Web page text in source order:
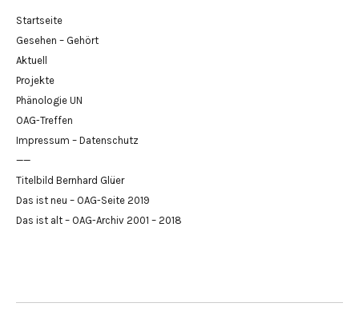
Startseite
Gesehen – Gehört
Aktuell
Projekte
Phänologie UN
OAG-Treffen
Impressum – Datenschutz
——
Titelbild Bernhard Glüer
Das ist neu – OAG-Seite 2019
Das ist alt – OAG-Archiv 2001 – 2018